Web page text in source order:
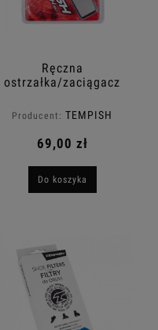
Ręczna
ostrzałka/zaciągacz
Producent: TEMPISH
69,00 zł
Do koszyka